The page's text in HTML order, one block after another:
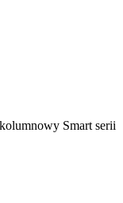
Smart serii